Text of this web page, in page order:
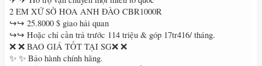
2 EM XỨ SỞ HOA ANH ĐÀO CBR1000R
↪↪ 25.8000 $ giao hải quan
↪↪ Hoặc chỉ cần trả trước 114 triệu & góp 17tr416/ tháng.
❌ ❌ BAO GIÁ TỐT TẠI SG❌ ❌
✨ ✨ Bảo hành chính hãng.